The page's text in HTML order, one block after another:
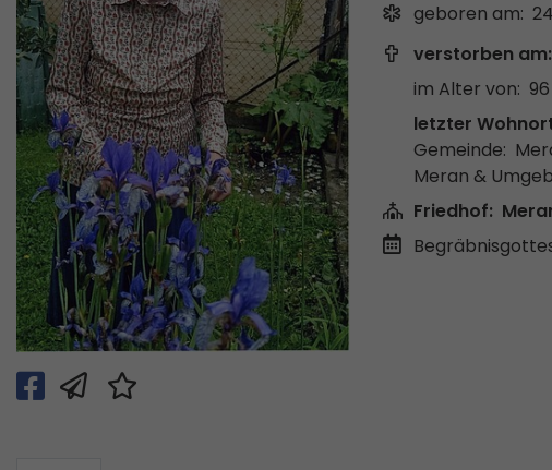
geboren am:
verstorben am:
im Alter von:
letzter
Gemeinde:
Meran &
Friedhof: